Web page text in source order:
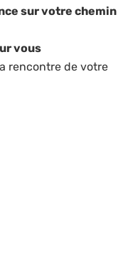
sur votre chemin
vous
rencontre de votre